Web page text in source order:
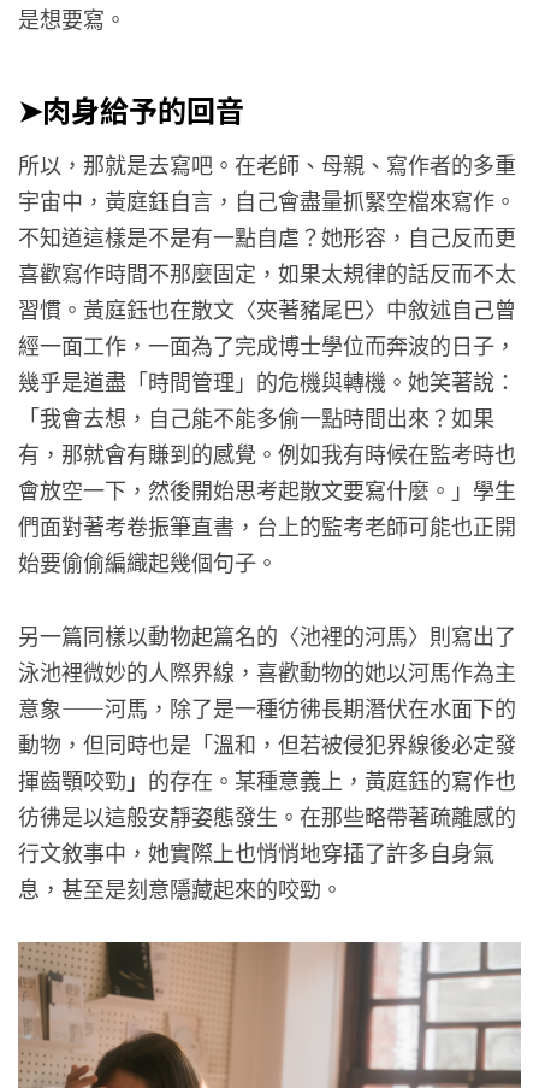
是想要寫。
➤​肉身給予的回音
所以，那就是去寫吧。在老師、母親、寫作者的多重
宇宙中，黃庭鈺自言，自己會盡量抓緊空檔來寫作。
不知道這樣是不是有一點自虐？她形容，自己反而更
喜歡寫作時間不那麼固定，如果太規律的話反而不太
習慣。黃庭鈺也在散文〈夾著豬尾巴〉中敘述自己曾
經一面工作，一面為了完成博士學位而奔波的日子，
幾乎是道盡「時間管理」的危機與轉機。她笑著說：
「我會去想，自己能不能多偷一點時間出來？如果
有，那就會有賺到的感覺。例如我有時候在監考時也
會放空一下，然後開始思考起散文要寫什麼。」學生
們面對著考卷振筆直書，台上的監考老師可能也正開
始要偷偷編織起幾個句子。
另一篇同樣以動物起篇名的〈池裡的河馬〉則寫出了
泳池裡微妙的人際界線，喜歡動物的她以河馬作為主
意象——河馬，除了是一種彷彿長期潛伏在水面下的
動物，但同時也是「溫和，但若被侵犯界線後必定發
揮齒顎咬勁」的存在。某種意義上，黃庭鈺的寫作也
彷彿是以這般安靜姿態發生。在那些略帶著疏離感的
行文敘事中，她實際上也悄悄地穿插了許多自身氣
息，甚至是刻意隱藏起來的咬勁。